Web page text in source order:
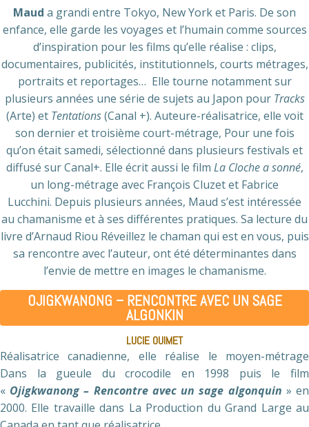
Maud a grandi entre Tokyo, New York et Paris. De son
enfance, elle garde les voyages et l’humain comme sources
d’inspiration pour les films qu’elle réalise : clips,
documentaires, publicités, institutionnels, courts métrages,
portraits et reportages… Elle tourne notamment sur
plusieurs années une série de sujets au Japon pour Tracks
(Arte) et Tentations(Canal +). Auteure-réalisatrice, elle voit
son dernier et troisième court-métrage, Pour une fois
qu’on était samedi, sélectionné dans plusieurs festivals et
diffusé sur Canal+. Elle écrit aussi le film La Cloche a sonné,
un long-métrage avec François Cluzet et Fabrice
Lucchini. Depuis plusieurs années, Maud s’est intéressée
au chamanisme et à ses différentes pratiques. Sa lecture du
livre d’Arnaud Riou Réveillez le chaman qui est en vous, puis
sa rencontre avec l’auteur, ont été déterminantes dans
l’envie de mettre en images le chamanisme.
OJIGKWANONG – RENCONTRE AVEC UN SAGE
ALGONKIN
LUCIE OUIMET
Réalisatrice canadienne, elle réalise le moyen-métrage
Dans la gueule du crocodile en 1998 puis le film
« Ojigkwanong – Rencontre avec un sage algonquin » en
2000. Elle travaille dans La Production du Grand Large au